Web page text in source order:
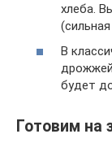
хлеба.
В
будет
Готовим на